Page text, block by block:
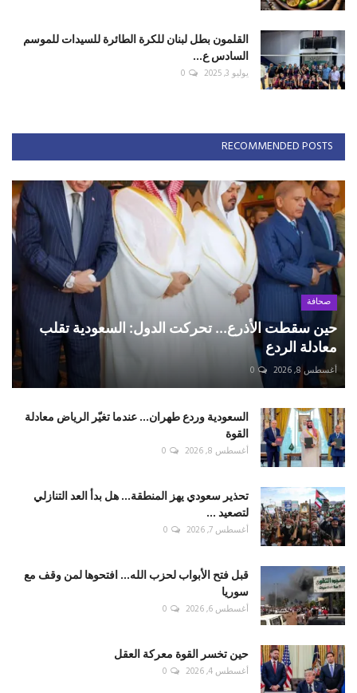
القلمون بطل لبنان للكرة الطائرة للسيدات للموسم
السادس ع...
يوليو 3, 2025 0
RECOMMENDED POSTS
صحافة
حين سقطت الأذرع... تحركت الدول: السعودية تقلب
معادلة الردع
أغسطس 8, 2026 0
السعودية وردع طهران... عندما تغيّر الرياض معادلة
القوة
أغسطس 8, 2026 0
تحذير سعودي يهز المنطقة... هل بدأ العد التنازلي
لتصعيد ...
أغسطس 7, 2026 0
قبل فتح الأبواب لحزب الله... افتحوها لمن وقف مع
سوريا
أغسطس 6, 2026 0
حين تخسر القوة معركة العقل
أغسطس 4, 2026 0